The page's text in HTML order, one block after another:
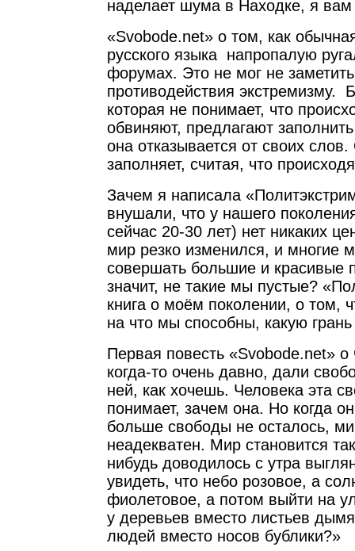
наделает шума в Находке, я
«Svobode.net» о том, как
русского языка напропалую
форумах. Это не мог не
противодействия экстремизму.
которая не понимает, что
обвиняют, предлагают
она отказывается от своих
заполняет, считая, что
Зачем я написала
внушали, что у нашего
сейчас 20-30 лет) нет никаких
мир резко изменился, и многие
совершать большие и красивые
значит, не такие мы пустые?
книга о моём поколении, о том,
на что мы способны, какую
Первая повесть «Svobode.net» о
когда-то очень давно, дали
ней, как хочешь. Человека эта
понимает, зачем она. Но когда
больше свободы не осталось,
неадекватен. Мир становится
нибудь доводилось с утра
увидеть, что небо розовое, а
фиолетовое, а потом выйти на
у деревьев вместо листьев
людей вместо носов бублики?»